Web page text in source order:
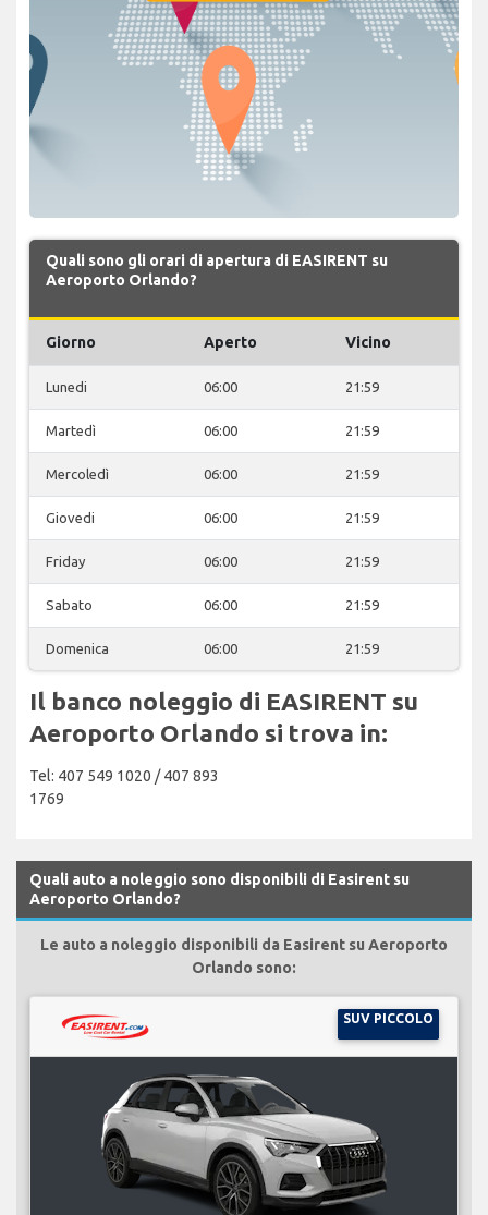
Quali sono gli orari di apertura di EASIRENT su
Aeroporto Orlando?
Giorno Aperto Vicino
Lunedi 06:00 21:59
Martedì 06:00 21:59
Mercoledì 06:00 21:59
Giovedi 06:00 21:59
Friday 06:00 21:59
Sabato 06:00 21:59
Domenica 06:00 21:59
Il banco noleggio di EASIRENT su
Aeroporto Orlando si trova in:
Tel: 407 549 1020 / 407 893
1769
Quali auto a noleggio sono disponibili di Easirent su
Aeroporto Orlando?
Le auto a noleggio disponibili da Easirent su Aeroporto
Orlando sono:
SUV PICCOLO